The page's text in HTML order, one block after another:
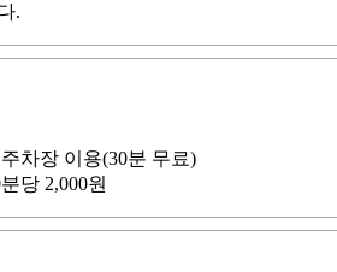
.
차장 이용(30분 무료)
당 2,000원